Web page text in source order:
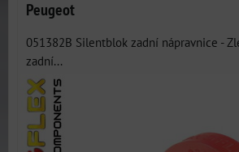
Peugeot
051382B Silentblok zadní nápravnice -
zadní...